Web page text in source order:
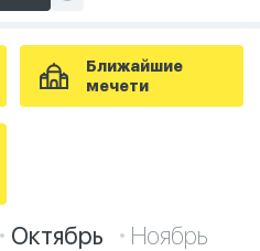
Ближайшие
мечети
Октябрь Ноябрь